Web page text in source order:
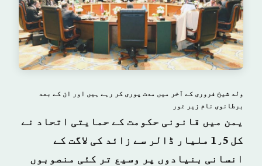
ولد شیخ فروری کے آخر میں مدت پوری کر رہے ہیں اور ان کے بعد
برطانوی نام زیر غور
یمن میں قانونی حکومت کے حمایتی اتحاد نے
کل 1٫5 ملیار ڈالر سے زائد کی لاگت کے
انسانی بنیادوں پر وسیع تر کئی منصوبوں